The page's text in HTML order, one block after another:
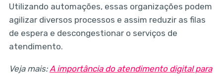
Utilizando automações, essas organizações podem
agilizar diversos processos e assim reduzir as filas
de espera e descongestionar o serviços de
atendimento.
Veja mais:A importância do atendimento digital para